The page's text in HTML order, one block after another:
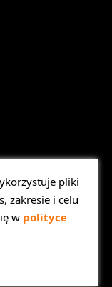
pliki
zakresie i celu
w polityce